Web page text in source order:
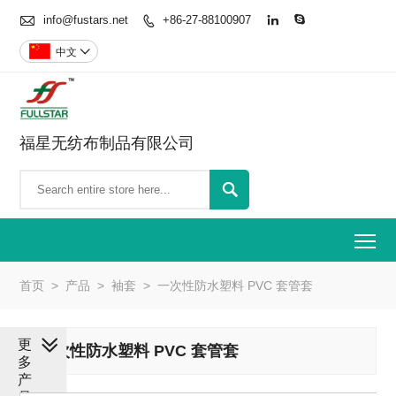
 info@fustars.net  +86-27-88100907  
中文 
福星无纺布制品有限公司

首页 > 产品 > 袖套 > 一次性防水塑料 PVC 套管套
一次性防水塑料 PVC 套管套
更
多
产